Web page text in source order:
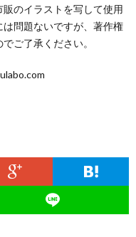
のイラストを写して使用
問題ないですが、著作権
ご了承ください。